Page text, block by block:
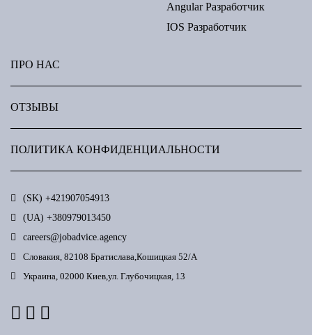
Angular Разработчик
IOS Разработчик
ПРО НАС
ОТЗЫВЫ
ПОЛИТИКА КОНФИДЕНЦИАЛЬНОСТИ
(SK) +421907054913
(UА) +380979013450
careers@jobadvice.agency
Словакия, 82108 Братислава,Кошицкая 52/А
Украина, 02000 Киев,ул. Глубочицкая, 13